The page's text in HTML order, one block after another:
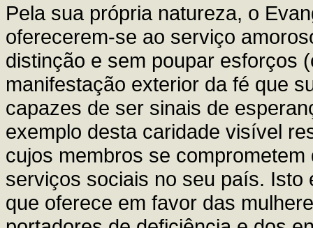
Pela sua própria natureza, o
oferecerem-se ao serviço
distinção e sem poupar esforços
manifestação exterior da fé que
capazes de ser sinais de
exemplo desta caridade visível
cujos membros se
serviços sociais no seu país.
que oferece em favor das